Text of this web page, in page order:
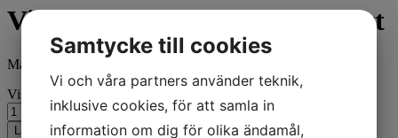
Visby, rosor och muren, Vykort
Maila info@citronelles.com
Visby, rosor och muren, Vykort mängd
Lägg till i varukorg
Samtycke till cookies
Vi och våra partners använder teknik,
inklusive cookies, för att samla in
information om dig för olika ändamål,